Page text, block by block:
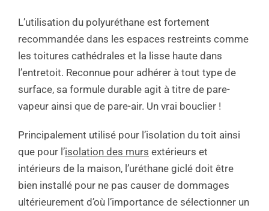
L’utilisation du polyuréthane est fortement
recommandée dans les espaces restreints comme
les toitures cathédrales et la lisse haute dans
l’entretoit. Reconnue pour adhérer à tout type de
surface, sa formule durable agit à titre de pare-
vapeur ainsi que de pare-air. Un vrai bouclier !
Principalement utilisé pour l’isolation du toit ainsi
que pour l’isolation des murs extérieurs et
intérieurs de la maison, l’uréthane giclé doit être
bien installé pour ne pas causer de dommages
ultérieurement d’où l’importance de sélectionner un